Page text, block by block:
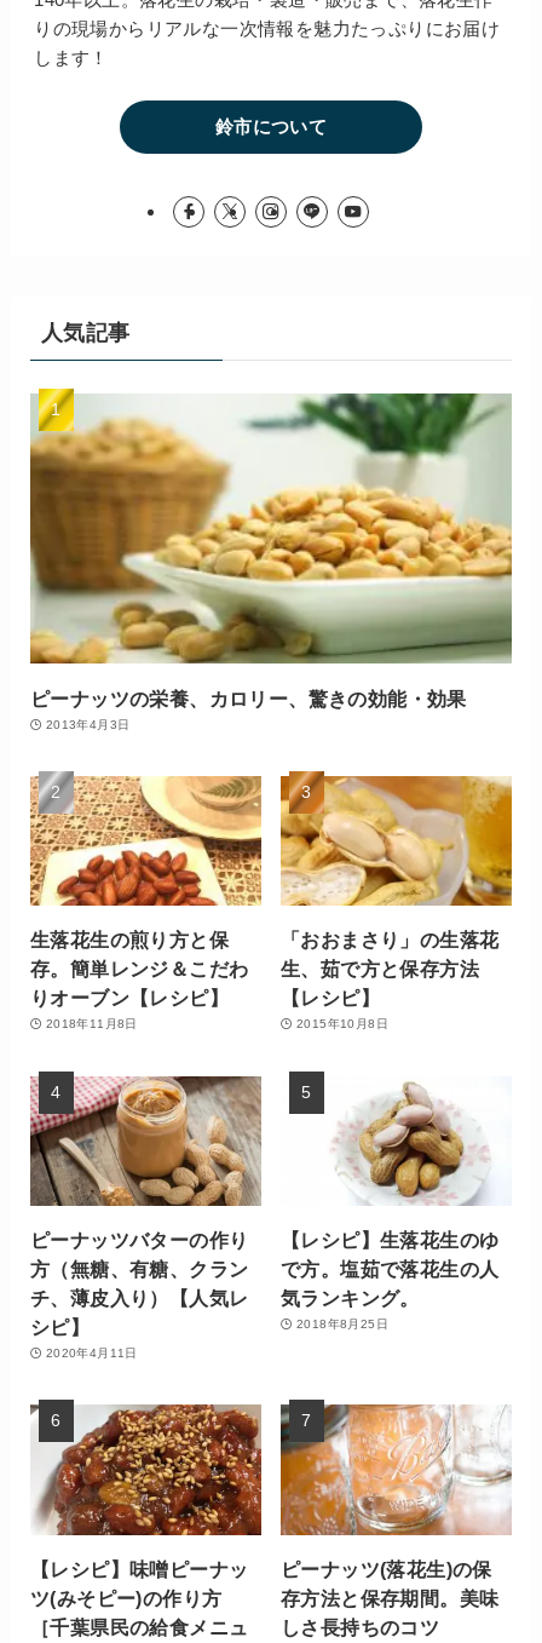
りの現場からリアルな一次情報を魅力たっぷりにお届け
します！
鈴市について
人気記事
ピーナッツの栄養、カロリー、驚きの効能・効果
2013年4月3日
生落花生の煎り方と保
存。簡単レンジ＆こだわ
りオーブン【レシピ】
2018年11月8日
「おおまさり」の生落花
生、茹で方と保存方法
【レシピ】
2015年10月8日
ピーナッツバターの作り
方（無糖、有糖、クラン
チ、薄皮入り）【人気レ
シピ】
2020年4月11日
【レシピ】生落花生のゆ
で方。塩茹で落花生の人
気ランキング。
2018年8月25日
【レシピ】味噌ピーナッ
ツ(みそピー)の作り方
［千葉県民の給食メニュ
ピーナッツ(落花生)の保
存方法と保存期間。美味
しさ長持ちのコツ